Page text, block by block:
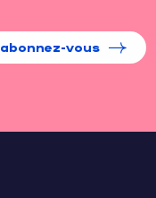
abonnez-vous